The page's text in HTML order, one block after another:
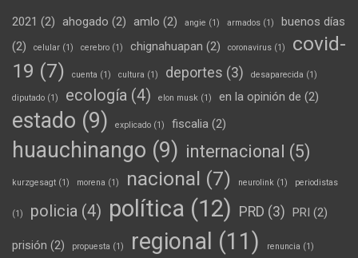
2021 (2) ahogado (2) amlo (2) angie (1) armados (1)
buenos días
(2)
celular (1) cerebro (1) chignahuapan (2) coronavirus (1)
covid-
19 (7) cuenta (1) cultura (1) deportes (3) desaparecida (1)
diputado (1) ecología (4) elon musk (1) en la opinión de (2)
estado (9) explicado (1) fiscalia (2)
huauchinango (9) internacional (5)
kurzgesagt (1) morena (1) nacional (7) neurolink (1) periodistas
(1) policia (4) política (12) PRD (3) PRI (2)
prisión (2) propuesta (1) regional (11) renuncia (1)